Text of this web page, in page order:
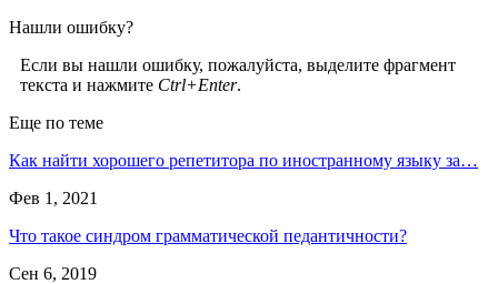
Нашли ошибку?
Если вы нашли ошибку, пожалуйста, выделите фрагмент
текста и нажмите Ctrl+Enter.
Еще по теме
Как найти хорошего репетитора по иностранному языку за…
Фев 1, 2021
Что такое синдром грамматической педантичности?
Сен 6, 2019